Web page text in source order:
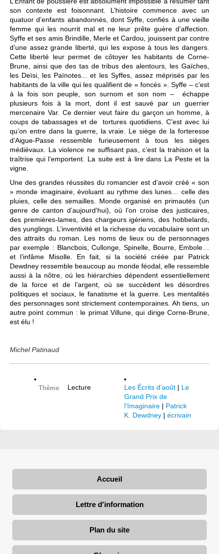
son contexte est foisonnant. L’histoire commence avec un
quatuor d’enfants abandonnés, dont Syffe, confiés à une vieille
femme qui les nourrit mal et ne leur prête guère d’affection.
Syffe et ses amis Brindille, Merle et Cardou, jouissent par contre
d’une assez grande liberté, qui les expose à tous les dangers.
Cette liberté leur permet de côtoyer les habitants de Corne-
Brune, ainsi que des tas de tribus des alentours, les Gaïches,
les Deïsi, les Païnotes... et les Syffes, assez méprisés par les
habitants de la ville qui les qualifient de « foncés ». Syffe – c’est
à la fois son peuple, son surnom et son nom – échappe
plusieurs fois à la mort, dont il est sauvé par un guerrier
mercenaire Var. Ce dernier veut faire du garçon un homme, à
coups de tabassages et de tortures quotidiens. C’est avec lui
qu’on entre dans la guerre, la vraie. Le siège de la forteresse
d’Aigue-Passe ressemble furieusement à tous les sièges
médiévaux. La violence ne suffisant pas, c’est la trahison et la
traîtrise qui l’emportent. La suite est à lire dans La Peste et la
vigne.
Une des grandes réussites du romancier est d’avoir créé « son
» monde imaginaire, évoluant au rythme des lunes… celle des
pluies, celle des semailles. Monde organisé en primautés (un
genre de canton d’aujourd’hui), où l’on croise des justicaires,
des premières-lames, des chargeurs igériens, des hobbelards,
des yunglings. L’inventivité et la richesse du vocabulaire sont un
des attraits du roman. Les noms de lieux ou de personnages
par exemple : Blancbois, Cullonge, Spinelle, Bourre, Embole…
et l’infâme Misolle. En fait, si la société créée par Patrick
Dewdney ressemble beaucoup au monde féodal, elle ressemble
aussi à la nôtre, où les hiérarchies dépendent essentiellement
de la force et de l’argent, où se succèdent les désordres
politiques et sociaux, le fanatisme et la guerre. Les mentalités
des personnages sont strictement contemporaines. Ah tiens, un
autre point commun : le primat Villune, qui dirige Corne-Brune,
est élu !
Michel Patinaud
Thème Lecture Les Écrits d’août | Le
Grand Prix de
l’Imaginaire | Patrick
K. Dewdney | écrivain
Accueil
Lettre d'information
Plan du site